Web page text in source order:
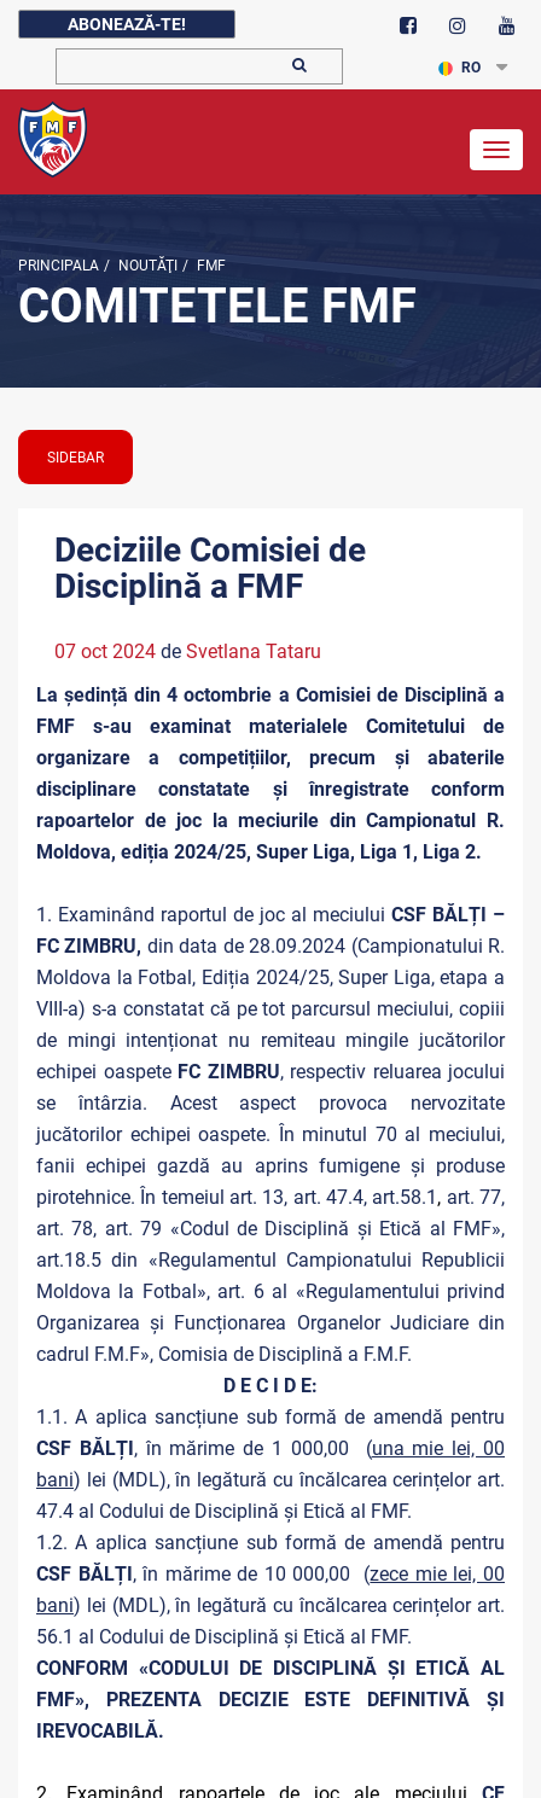
ABONEAZĂ-TE!
RO
PRINCIPALA / NOUTĂŢI / FMF
COMITETELE FMF
SIDEBAR
Deciziile Comisiei de
Disciplină a FMF
07 oct 2024 de Svetlana Tataru
La ședință din 4 octombrie a Comisiei de Disciplină a
FMF s-au examinat materialele Comitetului de
organizare a competițiilor, precum și abaterile
disciplinare constatate și înregistrate conform
rapoartelor de joc la meciurile din Campionatul R.
Moldova, ediția 2024/25, Super Liga, Liga 1, Liga 2.
1. Examinând raportul de joc al meciului CSF BĂLȚI –
FC ZIMBRU, din data de 28.09.2024 (Campionatului R.
Moldova la Fotbal, Ediția 2024/25, Super Liga, etapa a
VIII-a) s-a constatat că pe tot parcursul meciului, copiii
de mingi intenționat nu remiteau mingile jucătorilor
echipei oaspete FC ZIMBRU, respectiv reluarea jocului
se întârzia. Acest aspect provoca nervozitate
jucătorilor echipei oaspete. În minutul 70 al meciului,
fanii echipei gazdă au aprins fumigene și produse
pirotehnice. În temeiul art. 13, art. 47.4, art.58.1 , art. 77,
art. 78, art. 79 «Codul de Disciplină și Etică al FMF»,
art.18.5 din «Regulamentul Campionatului Republicii
Moldova la Fotbal», art. 6 al «Regulamentului privind
Organizarea și Funcționarea Organelor Judiciare din
cadrul F.M.F», Comisia de Disciplină a F.M.F.
D E C I D E:
1.1. A aplica sancțiune sub formă de amendă pentru
CSF BĂLȚI, în mărime de 1 000,00 (una mie lei, 00
bani) lei (MDL), în legătură cu încălcarea cerințelor art.
47.4 al Codului de Disciplină și Etică al FMF.
1.2. A aplica sancțiune sub formă de amendă pentru
CSF BĂLȚI, în mărime de 10 000,00 (zece mie lei, 00
bani) lei (MDL), în legătură cu încălcarea cerințelor art.
56.1 al Codului de Disciplină și Etică al FMF.
CONFORM «CODULUI DE DISCIPLINĂ ȘI ETICĂ AL
FMF», PREZENTA DECIZIE ESTE DEFINITIVĂ ŞI
IREVOCABILĂ.